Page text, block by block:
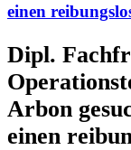
einen
Dipl.
Arbon
einen